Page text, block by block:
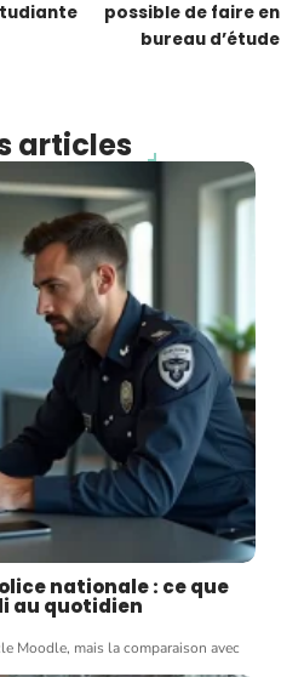
possible de faire en
bureau d’étude
articles
nationale : ce que
au quotidien
Moodle, mais la comparaison avec